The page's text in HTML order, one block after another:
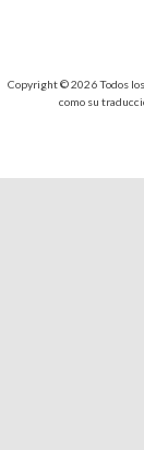
Copyright © 2026 Todos
como su